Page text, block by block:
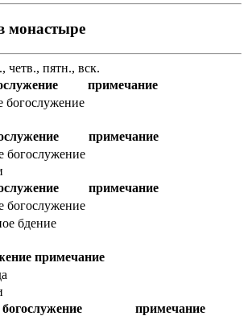
монастыре
четв., пятн., вск.
примечание
богослужение
примечание
богослужение
примечание
богослужение
бдение
примечание
богослужение
примечание